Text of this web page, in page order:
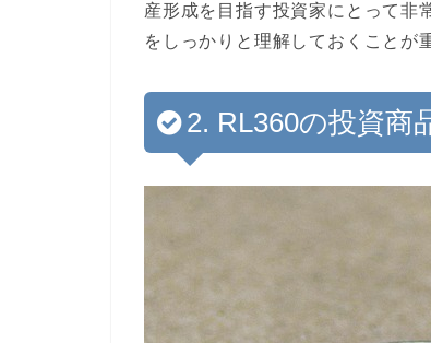
産形成を目指す投資家にとって非
をしっかりと理解しておくことが
2. RL360の投資商